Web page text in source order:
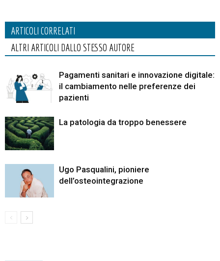
ARTICOLI CORRELATI
ALTRI ARTICOLI DALLO STESSO AUTORE
Pagamenti sanitari e innovazione digitale:
il cambiamento nelle preferenze dei
pazienti
La patologia da troppo benessere
Ugo Pasqualini, pioniere
dell’osteointegrazione